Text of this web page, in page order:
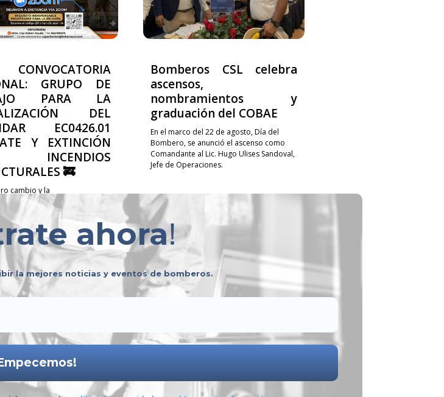
GRUPO DE
PARA LA
DEL
EC0426.01
Y EXTINCIÓN
🚒
cambio y la
de nuestra labor no se
de manera individual; se
experiencias,
y trabajando en
Te invitamos a...
Bomberos CSL celebra
ascensos,
nombramientos y
graduación del COBAE
En el marco del 22 de agosto, Día del
Bombero, se anunció el ascenso como
Comandante al Lic. Hugo Ulises Sandoval,
Jefe de Operaciones.
ahora!
la mejores noticias y eventos de bomberos.